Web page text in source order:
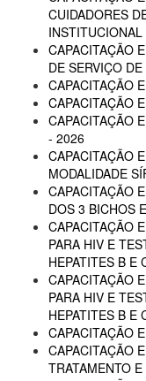
CUIDADORES
INSTITUCIONAL
CAPACITAÇÃO
DE SERVIÇO
CAPACITAÇÃO
CAPACITAÇÃO
CAPACITAÇÃO
- 2026
CAPACITAÇÃO
MODALIDADE
CAPACITAÇÃO
DOS 3 BICHOS
CAPACITAÇÃO
PARA HIV E
HEPATITES B E
CAPACITAÇÃO
PARA HIV E
HEPATITES B E
CAPACITAÇÃO
CAPACITAÇÃO
TRATAMENTO